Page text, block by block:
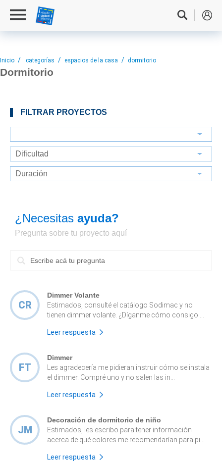
Inicio categorías espacios de la casa dormitorio
Dormitorio
FILTRAR PROYECTOS
¿Necesitas ayuda?
Pregunta sobre tu proyecto aquí
CR
Dimmer Volante
Estimados, consulté el catálogo Sodimac y no
tienen dimmer volante. ¿Díganme cómo consigo ...
Leer respuesta
FT
Dimmer
Les agradecería me pidieran instruir cómo se instala
el dimmer. Compré uno y no salen las in...
Leer respuesta
JM
Decoración de dormitorio de niño
Estimados, les escribo para tener información
acerca de qué colores me recomendarían para pi...
Leer respuesta